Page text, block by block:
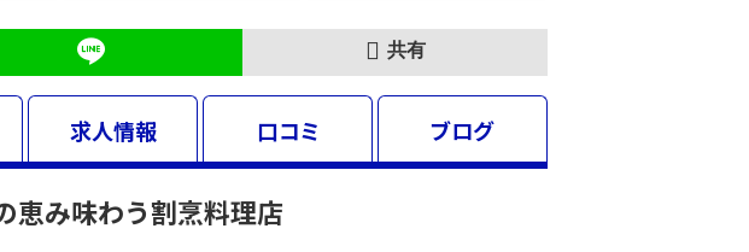
共有
求人情報 口コミ ブログ
恵み味わう割烹料理店